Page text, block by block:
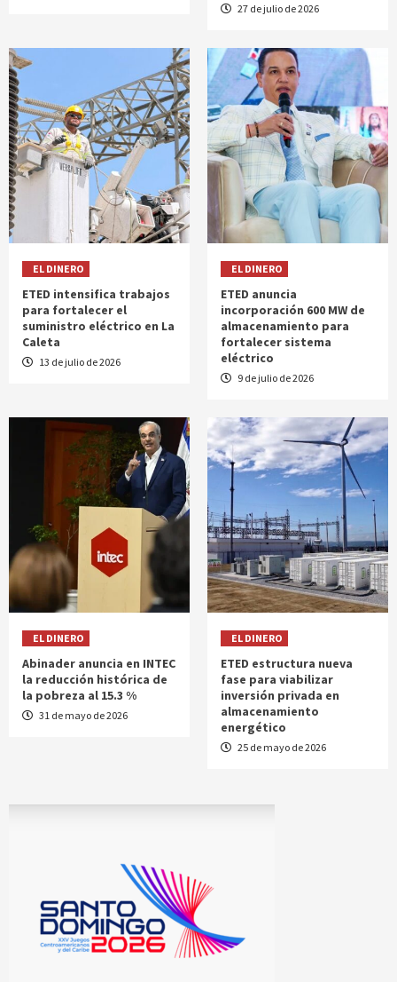
27 de julio de 2026
EL DINERO
ETED intensifica trabajos
para fortalecer el
suministro eléctrico en La
Caleta
13 de julio de 2026
EL DINERO
ETED anuncia
incorporación 600 MW de
almacenamiento para
fortalecer sistema
eléctrico
9 de julio de 2026
EL DINERO
Abinader anuncia en INTEC
la reducción histórica de
la pobreza al 15.3 %
31 de mayo de 2026
EL DINERO
ETED estructura nueva
fase para viabilizar
inversión privada en
almacenamiento
energético
25 de mayo de 2026